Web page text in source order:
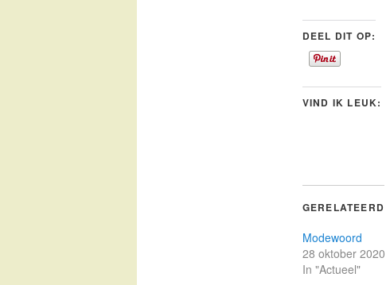
DEEL DIT OP:
VIND IK LEUK:
GERELATEERD
Modewoord
28 oktober 2020
In "Actueel"